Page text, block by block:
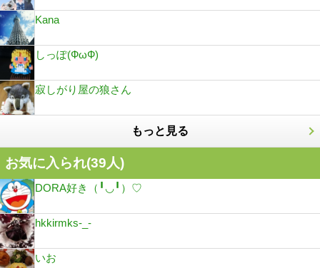
Kana
しっぽ(ФωФ)
寂しがり屋の狼さん
もっと見る
お気に入られ(39人)
DORA好き（╹◡╹）♡
hkkirmks-_-
いお